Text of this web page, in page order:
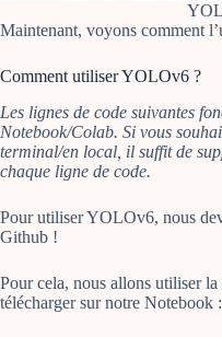
Maintenant, voyons comment
Comment utiliser YOLOv6 ?
Les lignes de code suivantes
Notebook/Colab. Si vous
terminal/en local, il suffit de
chaque ligne de code.
Pour utiliser YOLOv6, nous
Github !
Pour cela, nous allons utiliser la
télécharger sur notre Notebook :